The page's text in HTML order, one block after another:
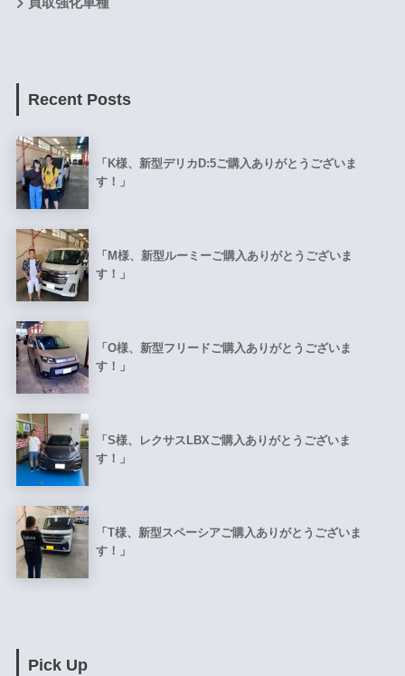
Recent Posts
「K様、新型デリカD:5ご購入ありがとうございま
す！」
「M様、新型ルーミーご購入ありがとうございま
す！」
「O様、新型フリードご購入ありがとうございま
す！」
「S様、レクサスLBXご購入ありがとうございま
す！」
「T様、新型スペーシアご購入ありがとうございま
す！」
Pick Up